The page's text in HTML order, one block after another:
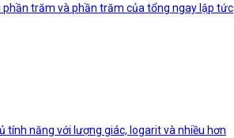
trăm và phần trăm của tổng ngay lập tức
tính năng với lượng giác, logarit và nhiều hơn